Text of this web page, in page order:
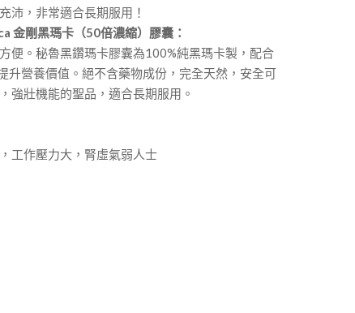
沛，非常適合長期服用！
金剛黑瑪卡（50倍濃縮）膠囊：
便。秘魯黑鑽瑪卡膠囊為100%純黑瑪卡製，配合
升營養價值。絕不含藥物成份，完全天然，安全可
強壯機能的聖品，適合長期服用。
工作壓力大，腎虛氣弱人士